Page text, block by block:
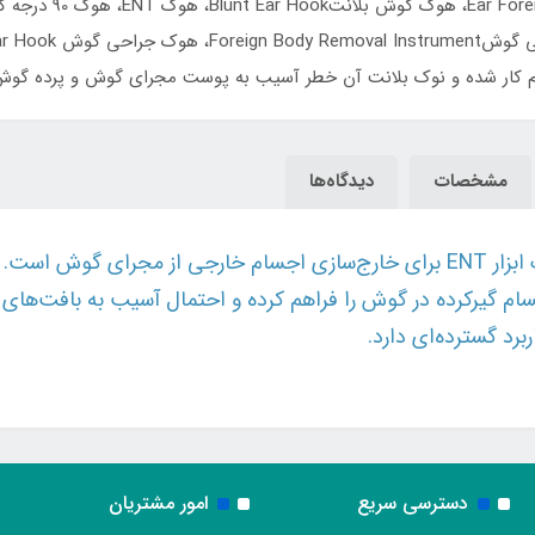
کار شده و نوک بلانت آن خطر آسیب به پوست مجرای گوش و پرده
مشخصات دیدگاه‌ها
گیرکرده در گوش را فراهم کرده و احتمال آسیب به
گسترده‌ای دارد.
دسترسی سریع امور مشتریان